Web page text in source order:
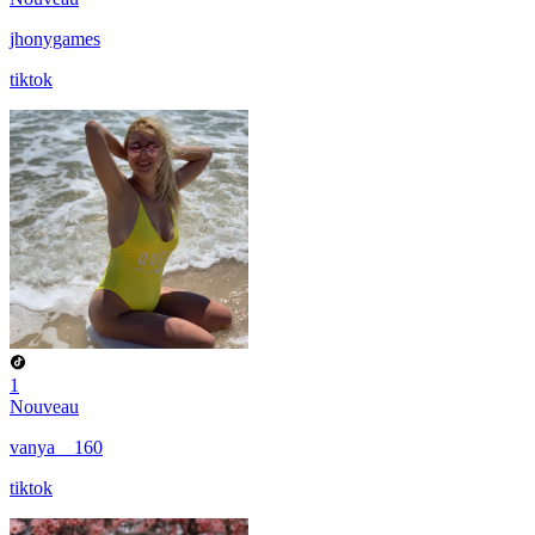
jhonygames
tiktok
1
Nouveau
vanya__160
tiktok